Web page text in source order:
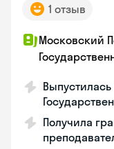
1 отзыв
Московский
Получила